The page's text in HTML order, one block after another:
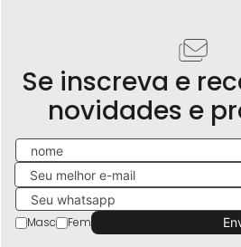
Se inscreva e
novidades e
Masc Fem